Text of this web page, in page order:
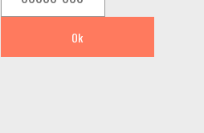
COM
(RIBALTA)
Ok